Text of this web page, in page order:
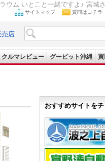
ラウム いとこと一緒ですよ♪ 宮城
サイトマップ 質問はコチラ
売店
クルマレビュー グーピット沖縄
おすすめサイトをチ